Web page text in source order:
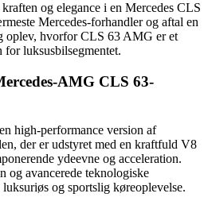
og elegance i en Mercedes CLS
Mercedes-forhandler og aftal en
oplev, hvorfor CLS 63 AMG er et
luksusbilsegmentet.
AMG CLS 63-
high-performance version af
der er udstyret med en kraftfuld V8
ydeevne og acceleration.
og avancerede teknologiske
og sportslig køreoplevelse.